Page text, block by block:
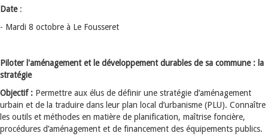
Date:
- Mardi 8 octobre à Le Fousseret
Piloter l'aménagement et le développement durables de sa commune : la
stratégie
Objectif : Permettre aux élus de définir une stratégie d’aménagement
urbain et de la traduire dans leur plan local d’urbanisme (PLU). Connaître
les outils et méthodes en matière de planification, maîtrise foncière,
procédures d’aménagement et de financement des équipements publics.